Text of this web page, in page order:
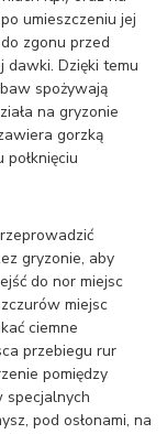
umieszczeniu jej
zgonu przed
dawki. Dzięki temu
spożywają
na gryzonie
gorzką
gryzonie, aby
do nor miejsc
miejsc
ciemne
przebiegu rur
pomiędzy
specjalnych
pod osłonami, na